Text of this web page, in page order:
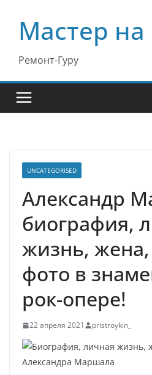
содержимому
Мастер на
Ремонт-Гуру
UNCATEGORISED
Александр
биография,
жизнь,
фото в
рок-опере!
22 апреля 2021 pristroykin_